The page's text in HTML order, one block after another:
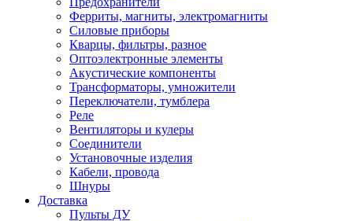
Ферриты, магниты, электромагниты
Силовые приборы
Кварцы, фильтры, разное
Оптоэлектронные элементы
Акустические компоненты
Трансформаторы, умножители
Переключатели, тумблера
Реле
Вентиляторы и кулеры
Соединители
Установочные изделия
Кабели, провода
Шнуры
Доставка
Пульты ДУ